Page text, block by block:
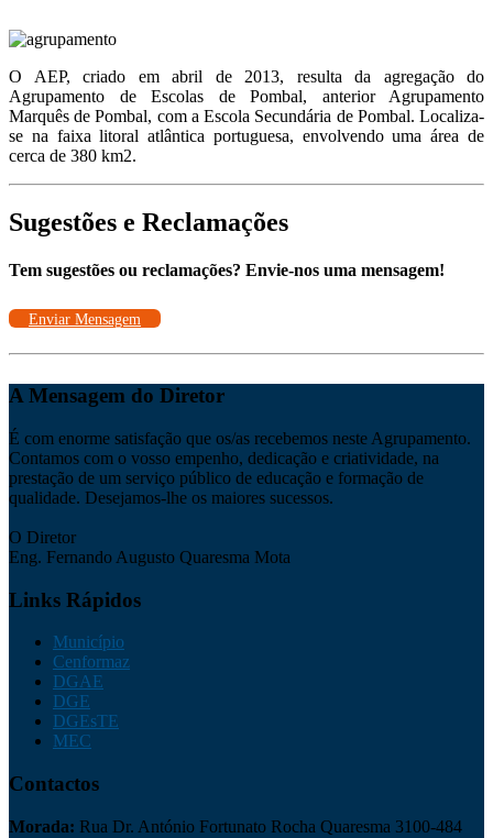
O AEP, criado em abril de 2013, resulta da agregação do
Agrupamento de Escolas de Pombal, anterior Agrupamento
Marquês de Pombal, com a Escola Secundária de Pombal. Localiza-
se na faixa litoral atlântica portuguesa, envolvendo uma área de
cerca de 380 km2.
Sugestões e Reclamações
Tem sugestões ou reclamações? Envie-nos uma mensagem!
Enviar Mensagem
A Mensagem do Diretor
É com enorme satisfação que os/as recebemos neste Agrupamento.
Contamos com o vosso empenho, dedicação e criatividade, na
prestação de um serviço público de educação e formação de
qualidade. Desejamos-lhe os maiores sucessos.
O Diretor
Eng. Fernando Augusto Quaresma Mota
Links Rápidos
Município
Cenformaz
DGAE
DGE
DGEsTE
MEC
Contactos
Morada: Rua Dr. António Fortunato Rocha Quaresma 3100-484